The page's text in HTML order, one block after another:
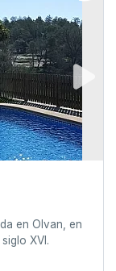
en Olvan, en
XVI.